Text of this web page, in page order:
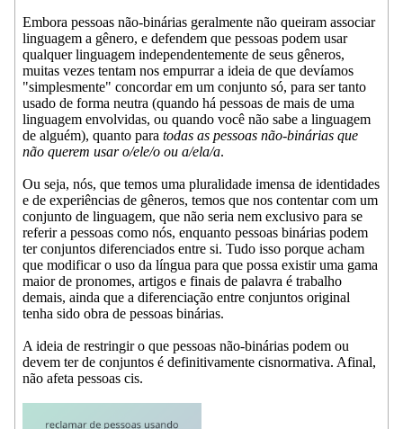
Embora pessoas não-binárias geralmente não queiram associar
linguagem a gênero, e defendem que pessoas podem usar
qualquer linguagem independentemente de seus gêneros,
muitas vezes tentam nos empurrar a ideia de que devíamos
"simplesmente" concordar em um conjunto só, para ser tanto
usado de forma neutra (quando há pessoas de mais de uma
linguagem envolvidas, ou quando você não sabe a linguagem
de alguém), quanto para todas as pessoas não-binárias que
não querem usar o/ele/o ou a/ela/a.
Ou seja, nós, que temos uma pluralidade imensa de identidades
e de experiências de gêneros, temos que nos contentar com um
conjunto de linguagem, que não seria nem exclusivo para se
referir a pessoas como nós, enquanto pessoas binárias podem
ter conjuntos diferenciados entre si. Tudo isso porque acham
que modificar o uso da língua para que possa existir uma gama
maior de pronomes, artigos e finais de palavra é trabalho
demais, ainda que a diferenciação entre conjuntos original
tenha sido obra de pessoas binárias.
A ideia de restringir o que pessoas não-binárias podem ou
devem ter de conjuntos é definitivamente cisnormativa. Afinal,
não afeta pessoas cis.